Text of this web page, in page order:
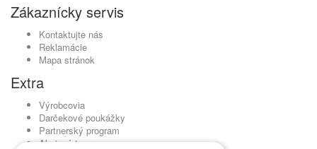
Zákaznícky servis
Kontaktujte nás
Reklamácie
Mapa stránok
Extra
Výrobcovia
Darčekové poukážky
Partnerský program
Akciový tovar